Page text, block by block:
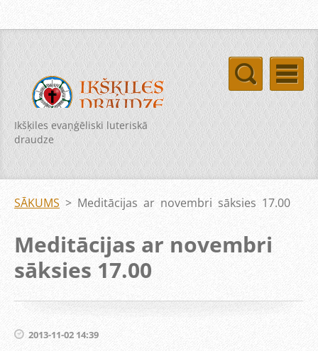
Ikšķiles evaņģēliski luteriskā
draudze
SĀKUMS > Meditācijas ar novembri sāksies 17.00
Meditācijas ar novembri
sāksies 17.00
2013-11-02 14:39